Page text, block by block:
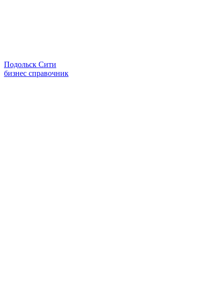
Подольск Сити
бизнес справочник